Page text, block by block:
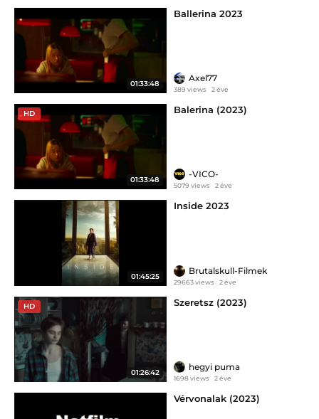
01:33:48
Ballerina 2023
Axel77
389 views 2 éve
HD
01:33:48
Balerina (2023)
-VICO-
5079 views 2 éve
01:45:25
Inside 2023
Brutalskull-Filmek
29663 views 2 éve
HD
01:26:42
Szeretsz (2023)
hegyi puma
1698 views 2 éve
Vérvonalak (2023)